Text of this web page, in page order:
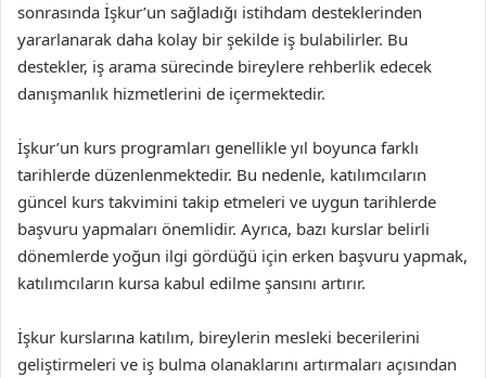
sonrasında İşkur’un sağladığı istihdam desteklerinden
yararlanarak daha kolay bir şekilde iş bulabilirler. Bu
destekler, iş arama sürecinde bireylere rehberlik edecek
danışmanlık hizmetlerini de içermektedir.
İşkur’un kurs programları genellikle yıl boyunca farklı
tarihlerde düzenlenmektedir. Bu nedenle, katılımcıların
güncel kurs takvimini takip etmeleri ve uygun tarihlerde
başvuru yapmaları önemlidir. Ayrıca, bazı kurslar belirli
dönemlerde yoğun ilgi gördüğü için erken başvuru yapmak,
katılımcıların kursa kabul edilme şansını artırır.
İşkur kurslarına katılım, bireylerin mesleki becerilerini
geliştirmeleri ve iş bulma olanaklarını artırmaları açısından